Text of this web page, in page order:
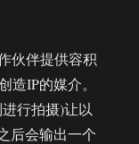
伙伴提供容积
造IP的媒介。
行拍摄)让以
后会输出一个